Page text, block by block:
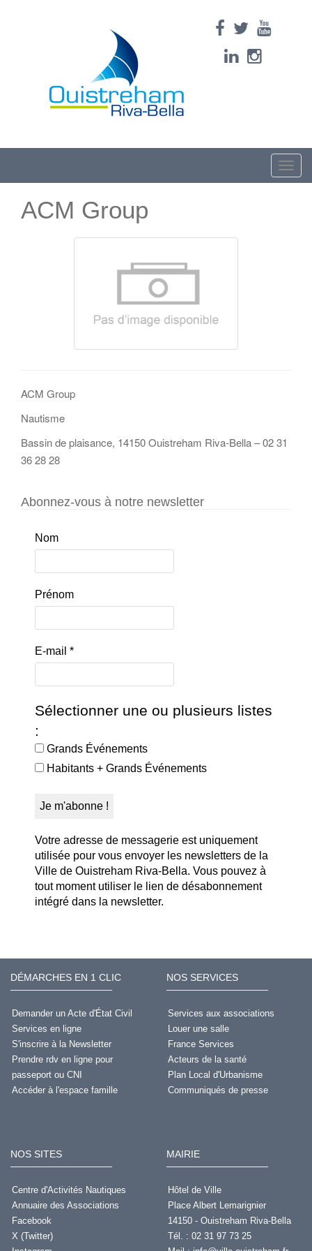
Toggle
ACM Group
ACM Group
Nautisme
Bassin de plaisance, 14150 Ouistreham Riva-Bella – 02 31
36 28 28
Abonnez-vous à notre newsletter
Nom
Prénom
E-mail *
Sélectionner une ou plusieurs listes
:
Grands Événements
Habitants + Grands Événements
Votre adresse de messagerie est uniquement
utilisée pour vous envoyer les newsletters de la
Ville de Ouistreham Riva-Bella. Vous pouvez à
tout moment utiliser le lien de désabonnement
intégré dans la newsletter.
DÉMARCHES EN 1 CLIC
Demander un Acte d'État Civil
Services en ligne
S'inscrire à la Newsletter
Prendre rdv en ligne pour
passeport ou CNI
Accéder à l'espace famille
NOS SERVICES
Services aux associations
Louer une salle
France Services
Acteurs de la santé
Plan Local d'Urbanisme
Communiqués de presse
NOS SITES
Centre d'Activités Nautiques
Annuaire des Associations
Facebook
X (Twitter)
MAIRIE
Hôtel de Ville
Place Albert Lemarignier
14150 - Ouistreham Riva-Bella
Tél. : 02 31 97 73 25